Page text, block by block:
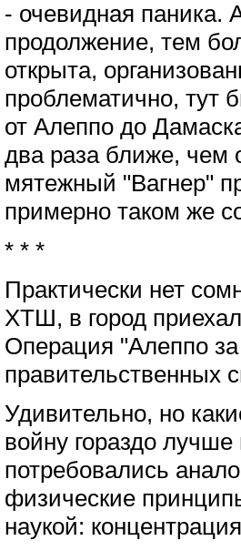
- очевидная паника.
продолжение, тем
открыта,
проблематично, тут
от Алеппо до
два раза ближе, чем
мятежный "Вагнер"
примерно таком же
* * *
Практически нет
ХТШ, в город
Операция "Алеппо
правительственных
Удивительно, но
войну гораздо
потребовались
физические
наукой: